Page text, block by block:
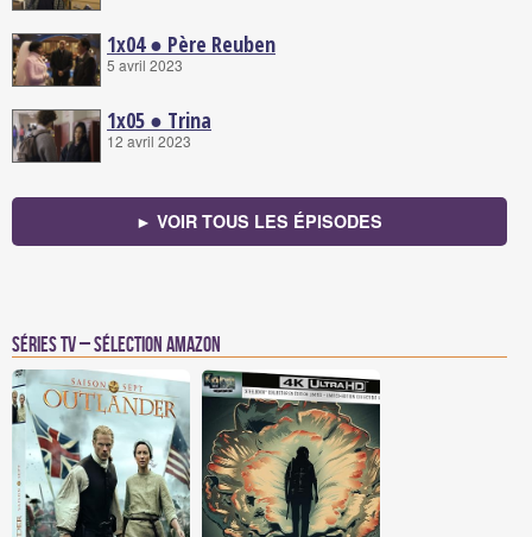
1x04 ● Père Reuben
5 avril 2023
1x05 ● Trina
12 avril 2023
► VOIR TOUS LES ÉPISODES
Séries TV – Sélection Amazon